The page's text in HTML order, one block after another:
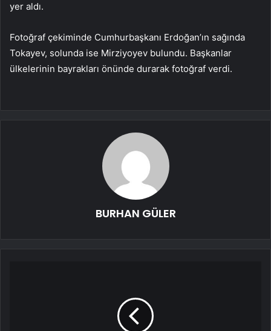
yer aldı.
Fotoğraf çekiminde Cumhurbaşkanı Erdoğan’ın sağında
Tokayev, solunda ise Mirziyoyev bulundu. Başkanlar
ülkelerinin bayrakları önünde durarak fotoğraf verdi.
BURHAN GÜLER